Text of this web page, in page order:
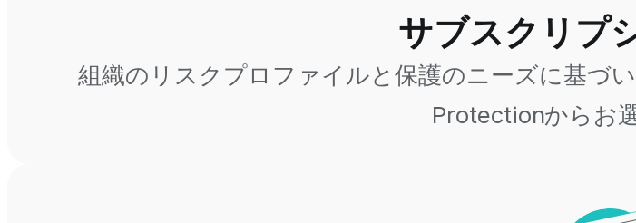
サブスクリプ
組織のリスクプロファイルと保護のニーズに基づ
Protectionからお